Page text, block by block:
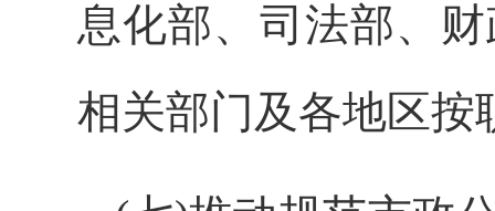
息化部、司法部、
相关部门及各地区按